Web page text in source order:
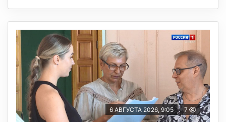
6 АВГУСТА 2026, 9:05 7